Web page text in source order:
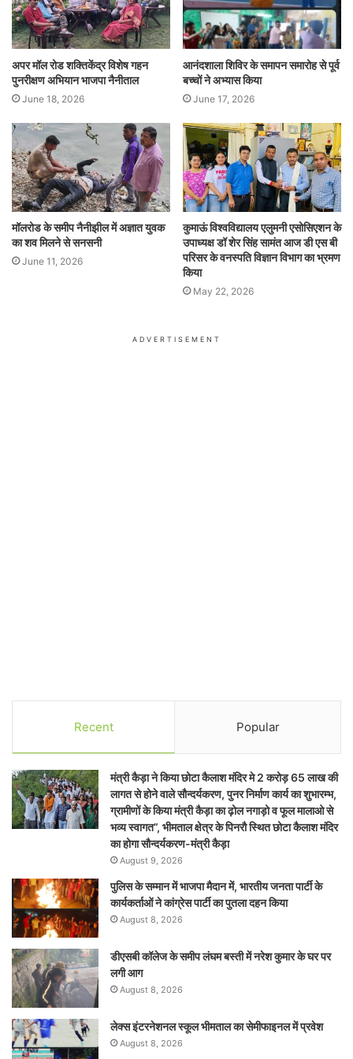
अपर मॉल रोड शक्तिकेंद्र विशेष गहन
पुनरीक्षण अभियान भाजपा नैनीताल
June 18, 2026
आनंदशाला शिविर के समापन समारोह से पूर्व
बच्चों ने अभ्यास किया
June 17, 2026
मॉलरोड के समीप नैनीझील में अज्ञात युवक
का शव मिलने से सनसनी
June 11, 2026
कुमाऊं विश्वविद्यालय एलुमनी एसोसिएशन के
उपाध्यक्ष डॉ शेर सिंह सामंत आज डी एस बी
परिसर के वनस्पति विज्ञान विभाग का भ्रमण
किया
May 22, 2026
ADVERTISEMENT
Recent Popular
मंत्री कैड़ा ने किया छोटा कैलाश मंदिर मे 2 करोड़ 65 लाख की
लागत से होने वाले सौन्दर्यकरण, पुनर निर्माण कार्य का शुभारम्भ,
ग्रामीणों के किया मंत्री कैड़ा का ढ़ोल नगाड़ो व फूल मालाओ से
भव्य स्वागत”, भीमताल क्षेत्र के पिनरौ स्थित छोटा कैलाश मंदिर
का होगा सौन्दर्यकरण-मंत्री कैड़ा
August 9, 2026
पुलिस के सम्मान में भाजपा मैदान में, भारतीय जनता पार्टी के
कार्यकर्ताओं ने कांग्रेस पार्टी का पुतला दहन किया
August 8, 2026
डीएसबी कॉलेज के समीप लंघम बस्ती में नरेश कुमार के घर पर
लगी आग
August 8, 2026
लेक्स इंटरनेशनल स्कूल भीमताल का सेमीफाइनल में प्रवेश
August 8, 2026